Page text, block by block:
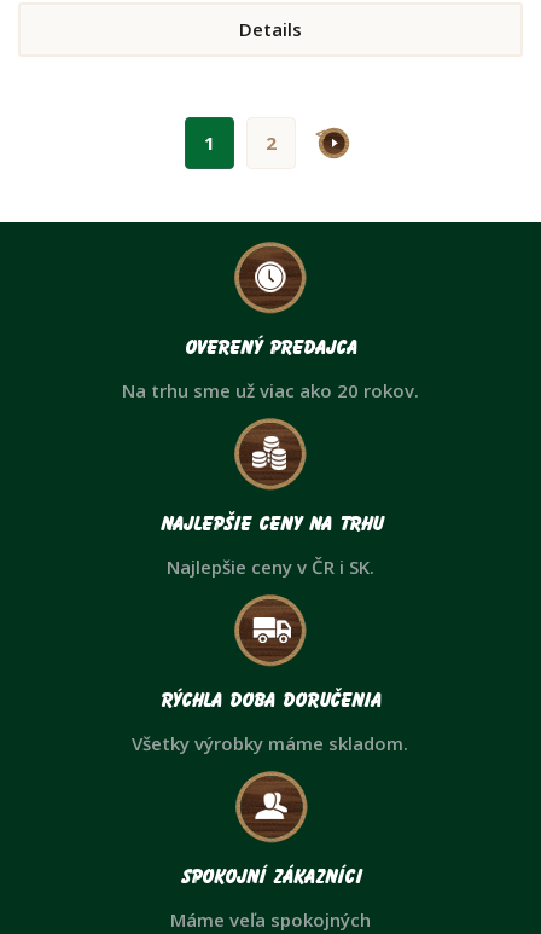
Details
1 2 >
Overený predajca
Na trhu sme už viac ako 20 rokov.
Najlepšie ceny na trhu
Najlepšie ceny v ČR i SK.
Rýchla doba doručenia
Všetky výrobky máme skladom.
Spokojní zákazníci
Máme veľa spokojných